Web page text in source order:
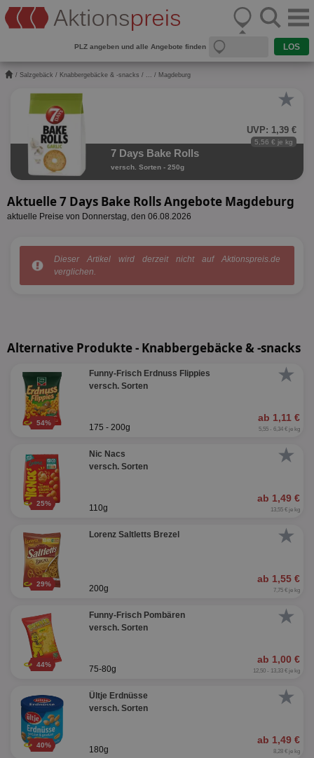
PLZ angeben und alle Angebote finden
/ Salzgebäck / Knabbergebäcke & -snacks / ... / Magdeburg
★
UVP: 1,39 €
5,56 € je kg
7 Days Bake Rolls
versch. Sorten - 250g
Aktuelle 7 Days Bake Rolls Angebote Magdeburg
aktuelle Preise von Donnerstag, den 06.08.2026
Dieser Artikel wird derzeit nicht auf Aktionspreis.de
verglichen.
Alternative Produkte - Knabbergebäcke & -snacks
★
54%
Funny-Frisch Erdnuss Flippies
versch. Sorten
ab 1,11 €
175 - 200g 5,55 - 6,34 € je kg
★
25%
Nic Nacs
versch. Sorten
ab 1,49 €
110g 13,55 € je kg
★
29%
Lorenz Saltletts Brezel
ab 1,55 €
200g 7,75 € je kg
★
44%
Funny-Frisch Pombären
versch. Sorten
ab 1,00 €
75-80g 12,50 - 13,33 € je kg
★
40%
Ültje Erdnüsse
versch. Sorten
ab 1,49 €
180g 8,28 € je kg